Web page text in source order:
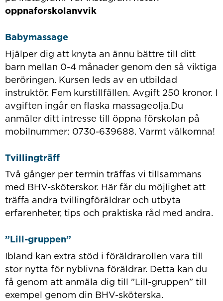
oppnaforskolanvvik
Babymassage
Hjälper dig att knyta an ännu bättre till ditt
barn mellan 0-4 månader genom den så viktiga
beröringen. Kursen leds av en utbildad
instruktör. Fem kurstillfällen. Avgift 250 kronor. I
avgiften ingår en flaska massageolja.Du
anmäler ditt intresse till öppna förskolan på
mobilnummer: 0730-639688. Varmt välkomna!
Tvillingträff
Två gånger per termin träffas vi tillsammans
med BHV-sköterskor. Här får du möjlighet att
träffa andra tvillingföräldrar och utbyta
erfarenheter, tips och praktiska råd med andra.
”Lill-gruppen”
Ibland kan extra stöd i föräldrarollen vara till
stor nytta för nyblivna föräldrar. Detta kan du
få genom att anmäla dig till ”Lill-gruppen” till
exempel genom din BHV-sköterska.